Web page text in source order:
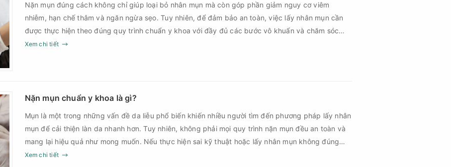
Nặn mụn đúng cách không chỉ giúp loại bỏ nhân mụn mà còn góp phần giảm nguy cơ viêm
nhiễm, hạn chế thâm và ngăn ngừa sẹo. Tuy nhiên, để đảm bảo an toàn, việc lấy nhân mụn cần
được thực hiện theo đúng quy trình chuẩn y khoa với đầy đủ các bước vô khuẩn và chăm sóc
sau điều trị.
Xem chi tiết
Nặn mụn chuẩn y khoa là gì?
Mụn là một trong những vấn đề da liễu phổ biến khiến nhiều người tìm đến phương pháp lấy nhân
mụn để cải thiện làn da nhanh hơn. Tuy nhiên, không phải mọi quy trình nặn mụn đều an toàn và
mang lại hiệu quả như mong muốn. Nếu thực hiện sai kỹ thuật hoặc lấy nhân mụn không đúng
thời điểm, làn da có thể đối mặt với nguy cơ viêm nhiễm, thâm sau mụn và thậm chí là sẹo rỗ. Vậy
Xem chi tiết